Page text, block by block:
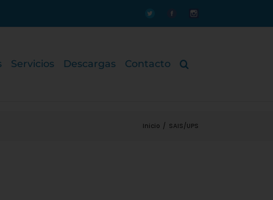
Personalizado
Personalizado
Personalizado
Servicios Descargas Contacto
Inicio / SAIS/UPS